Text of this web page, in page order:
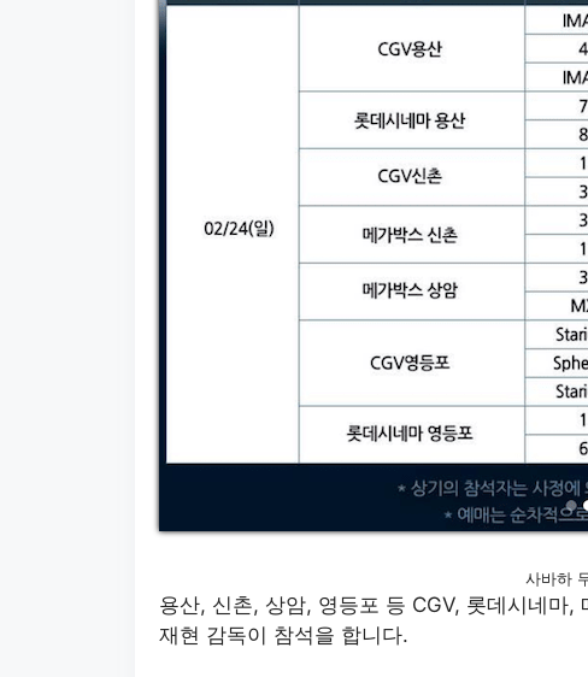
사바하
용산, 신촌, 상암, 영등포 등 CGV, 롯데시네마
재현 감독이 참석을 합니다.